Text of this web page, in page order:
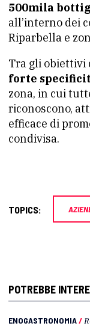
500mila
all’interno dei
Riparbella e
Tra gli obiettivi
forte
zona, in cui
riconoscono,
efficace di
condivisa.
TOPICS:
POTREBBE
ENOGASTRONOMIA/